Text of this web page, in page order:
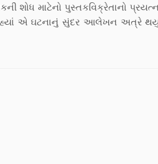
શોધ માટેનો પુસ્તકવિક્રેતાનો
એ ઘટનાનું સુંદર આલેખન અત્રે થયું